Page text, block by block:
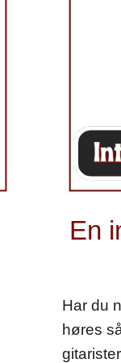
En
Har du
høres